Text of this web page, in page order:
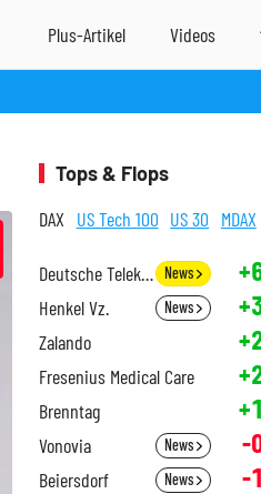
Tops & Flops
DAX US Tech 100 US 30 MDAX
Deutsche Telekom News
Henkel Vz. News
Zalando
Fresenius Medical Care
Brenntag
Vonovia News -
Beiersdorf News -